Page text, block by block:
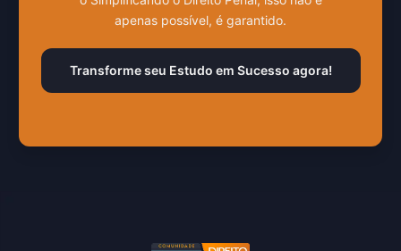
apenas possível, é garantido.
Transforme seu Estudo em Sucesso agora!